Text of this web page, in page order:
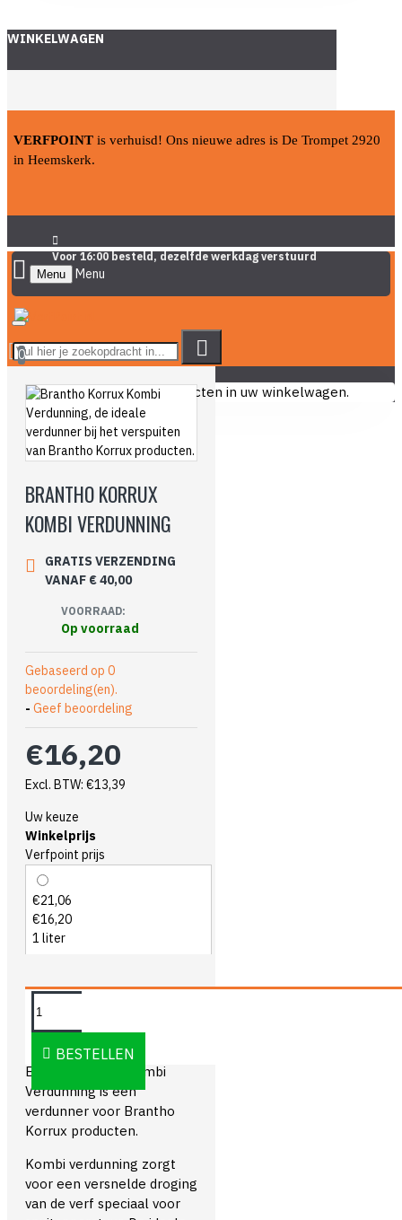
WINKELWAGEN
VERFPOINT is verhuisd! Ons nieuwe adres is De Trompet 2920
in Heemskerk.
Voor 16:00 besteld, dezelfde werkdag verstuurd
Menu
0
U heeft nog geen producten in uw winkelwagen.
BRANTHO KORRUX
KOMBI VERDUNNING
GRATIS VERZENDING
VANAF € 40,00
VOORRAAD:
Op voorraad
Gebaseerd op 0
beoordeling(en).
- Geef beoordeling
€16,20
Excl. BTW: €13,39
Uw keuze
Winkelprijs
Verfpoint prijs
€21,06
€16,20
1 liter
BESTELLEN
OMSCHRIJVING
Brantho Korrux Kombi
Verdunning is een
verdunner voor Brantho
Korrux producten.
Kombi verdunning zorgt
voor een versnelde droging
van de verf speciaal voor